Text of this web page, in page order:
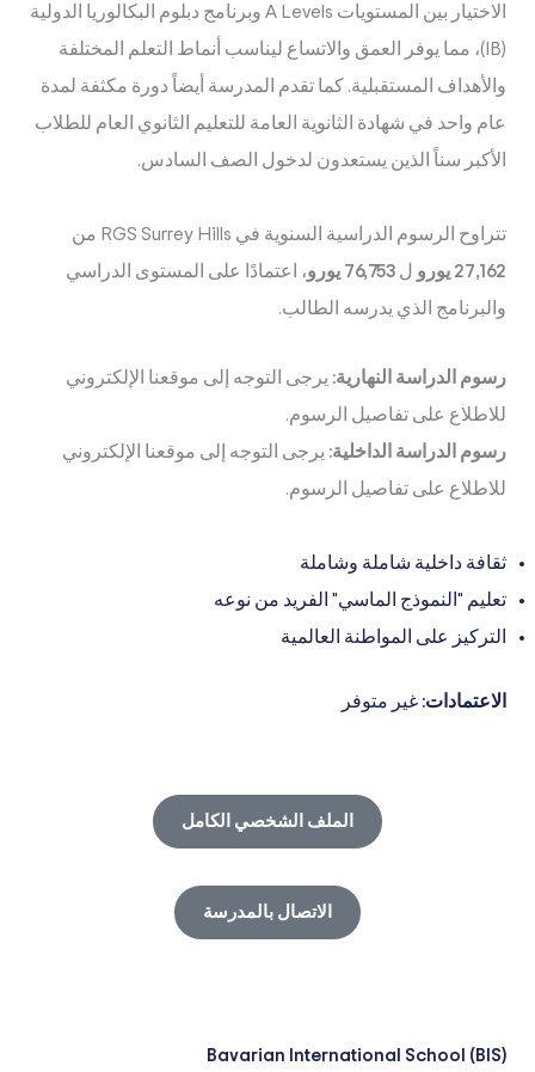
الاختيار بين المستويات A Levels وبرنامج دبلوم البكالوريا الدولية
(IB)، مما يوفر العمق والاتساع ليناسب أنماط التعلم المختلفة
والأهداف المستقبلية. كما تقدم المدرسة أيضاً دورة مكثفة لمدة
عام واحد في شهادة الثانوية العامة للتعليم الثانوي العام للطلاب
الأكبر سناً الذين يستعدون لدخول الصف السادس.
تتراوح الرسوم الدراسية السنوية في RGS Surrey Hills من
27,162 يورو ل 76,753 يورو ، اعتمادًا على المستوى الدراسي
والبرنامج الذي يدرسه الطالب.
رسوم الدراسة النهارية: يرجى التوجه إلى موقعنا الإلكتروني
للاطلاع على تفاصيل الرسوم.
رسوم الدراسة الداخلية: يرجى التوجه إلى موقعنا الإلكتروني
للاطلاع على تفاصيل الرسوم.
ثقافة داخلية شاملة وشاملة
تعليم "النموذج الماسي" الفريد من نوعه
التركيز على المواطنة العالمية
الاعتمادات: غير متوفر
الملف الشخصي الكامل
الاتصال بالمدرسة
Bavarian International School (BIS)